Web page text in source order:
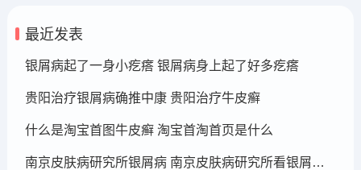
最近发表
银屑病起了一身小疙瘩 银屑病身上起了好多疙瘩
贵阳治疗银屑病确推中康 贵阳治疗牛皮癣
什么是淘宝首图牛皮癣 淘宝首淘首页是什么
南京皮肤病研究所银屑病 南京皮肤病研究所看银屑病哪个医生厉害